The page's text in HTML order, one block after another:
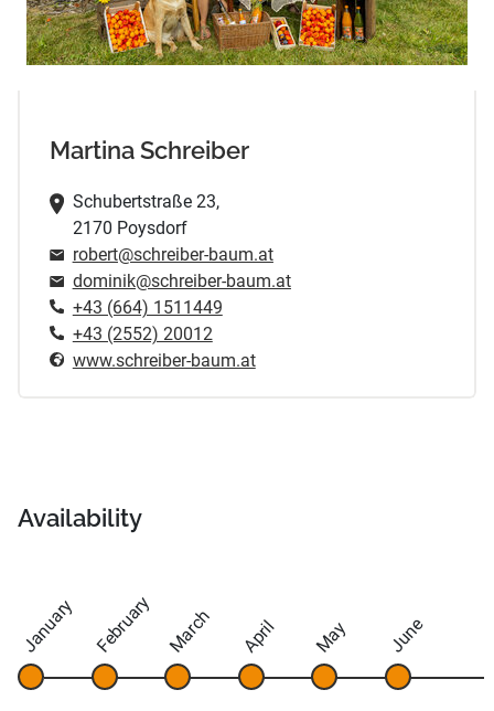
Martina Schreiber
Schubertstraße 23,
2170 Poysdorf
robert@schreiber-baum.at
dominik@schreiber-baum.at
+43 (664) 1511449
+43 (2552) 20012
www.schreiber-baum.at
Availability
January February March April May June